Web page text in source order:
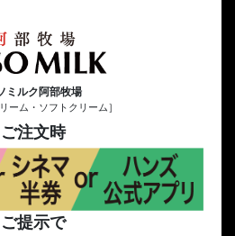
ミルク阿部牧場
ーム・ソフトクリーム］
ご注文時
ご提示で